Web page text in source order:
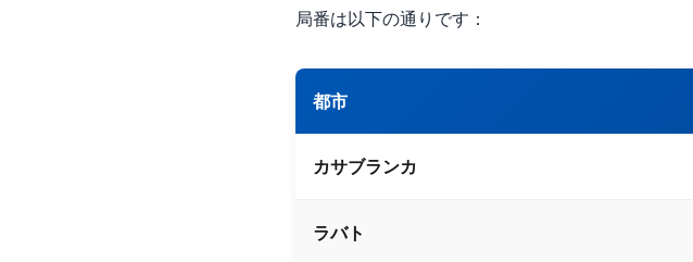
局番は以下の通りです：
都市
カサブランカ
ラバト